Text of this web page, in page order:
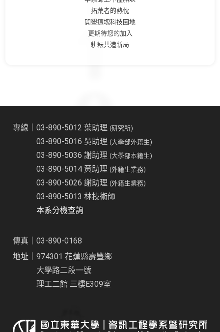
拓荒者的熱忱
開墾這塊科技園地
更期待您的加入
耕耘共造新局
專線｜03-890-5012 葉助理(研究所)
03-890-5016 吳助理(大學部外籍生)
03-890-5036 謝助理(大學部本籍生)
03-890-5014 黃助理(外籍生業務)
03-890-5026 謝助理(外籍生業務)
03-890-5013 林技術師
本系分機查詢
傳真｜03-890-0168
地址｜974301 花蓮縣壽豐鄉
大學路二段一號
理工二館 三樓E309室